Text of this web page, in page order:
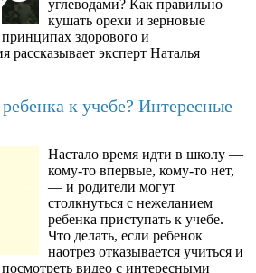
углеводами? Как правильно
кушать орехи и зерновые
здорового и
рассказывает эксперт Наталья
к учебе? Интересные
Настало время идти в школу —
кому-то впервые, кому-то нет,
— и родители могут
столкнуться с нежеланием
ребенка приступать к учебе.
Что делать, если ребенок
наотрез отказывается учиться и
видео с интересными